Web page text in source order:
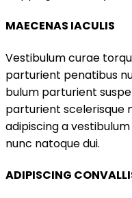
MAECENAS IACULIS
Vestibulum curae
parturient penatibus
bulum parturient
parturient scelerisque
adipiscing a
nunc natoque dui.
ADIPISCING